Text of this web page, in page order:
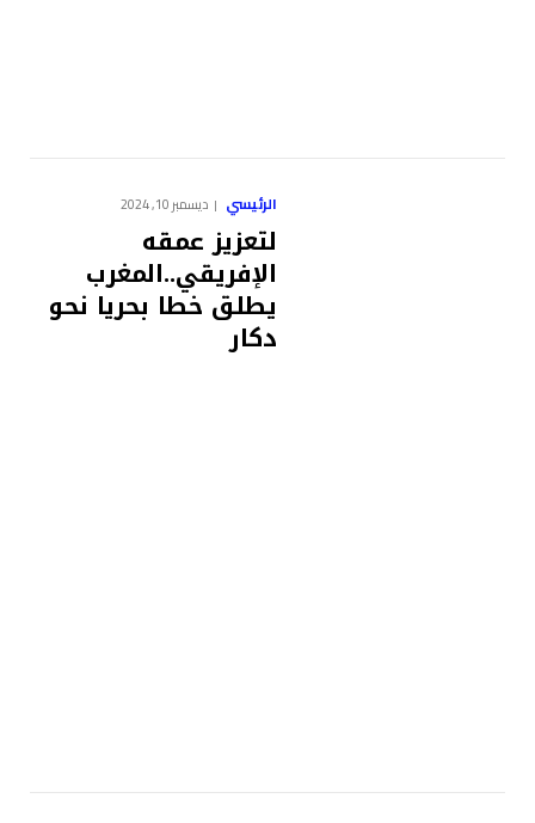
الرئيسي ديسمبر 10, 2024
لتعزيز عمقه
الإفريقي..المغرب
يطلق خطا بحريا نحو
دكار